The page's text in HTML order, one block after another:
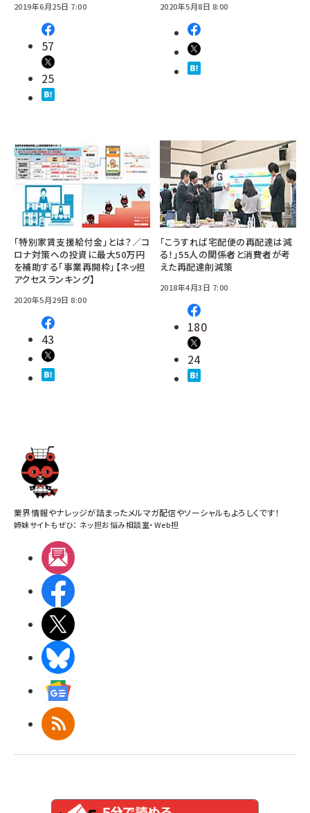
2019年6月25日 7:00
57
25
2020年5月8日 8:00
「特別家賃支援給付金」とは？／コ
ロナ対策への投資に最大50万円
を補助する「事業再開枠」【ネッ担
アクセスランキング】
2020年5月29日 8:00
43
「こうすれば宅配便の再配達は減
る！」55人の関係者と消費者が考
えた再配達削減策
2018年4月3日 7:00
180
24
業界情報やナレッジが詰まったメルマガ配信やソーシャルもよろしくです！
姉妹サイトもぜひ： ネッ担お悩み相談室・Web担
RSS